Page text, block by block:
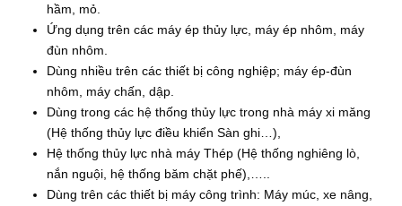
hầm, mỏ.
Ứng dụng trên các máy ép thủy lực, máy ép nhôm, máy
đùn nhôm.
Dùng nhiều trên các thiết bị công nghiệp; máy ép-đùn
nhôm, máy chấn, dập.
Dùng trong các hệ thống thủy lực trong nhà máy xi măng
(Hệ thống thủy lực điều khiển Sàn ghi…),
Hệ thống thủy lực nhà máy Thép (Hệ thống nghiêng lò,
nắn nguội, hệ thống băm chặt phế),…..
Dùng trên các thiết bị máy công trình: Máy múc, xe nâng,